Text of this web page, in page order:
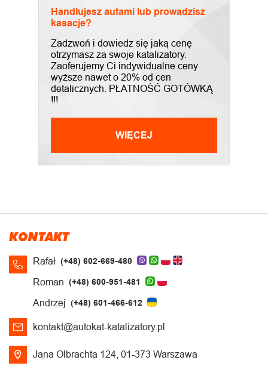
Handlujesz autami lub prowadzisz
kasacje?
Zadzwoń i dowiedz się jaką cenę
otrzymasz za swoje katalizatory.
Zaoferujemy Ci indywidualne ceny
wyższe nawet o 20% od cen
detalicznych. PŁATNOŚĆ GOTÓWKĄ
!!!
WIĘCEJ
KONTAKT
Rafał (+48) 602-669-480
Roman (+48) 600-951-481
Andrzej (+48) 601-466-612
kontakt@autokat-katalizatory.pl
Jana Olbrachta 124, 01-373 Warszawa